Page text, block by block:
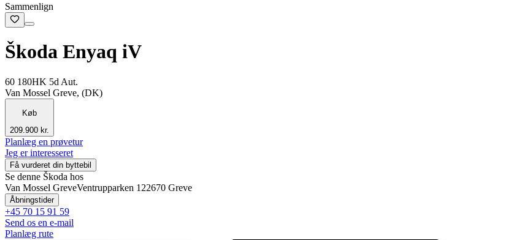
Sammenlign
Škoda Enyaq iV
60 180HK 5d Aut.
Van Mossel Greve, (DK)
Køb
209.900 kr.
Planlæg en prøvetur
Jeg er interesseret
Få vurderet din byttebil
Se denne Škoda hos
Van Mossel GreveVentrupparken 122670 Greve
Åbningstider
+45 70 15 91 59
Send os en e-mail
Planlæg rute